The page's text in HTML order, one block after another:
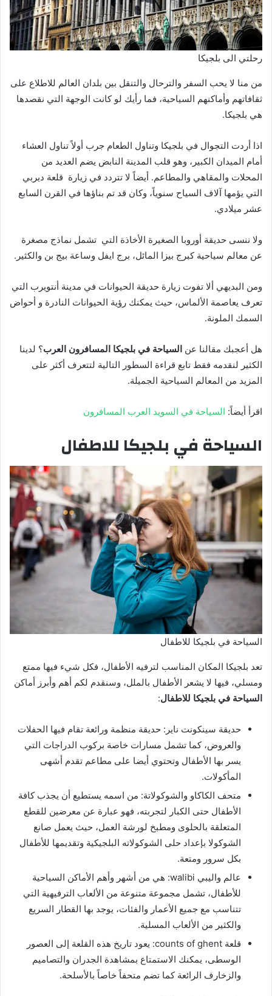
رحلتي الى بلجيكا
من منا لا يحب السفر والترحال والتنقل بين بلدان العالم للاطلاع على
ثقافاتهم وأماكنهم السياحية، فما رأيك لو كانت الوجهة التي نقصدها
هي بلجيكا.
اذا أردت التجوال في بلجيكا وتناول الطعام جرب أولاً تناول العشاء
أمام الميدان الكبير، وهو قلب المدينة النابض يضم العديد من
المحلات والمقاهي والمطاعم. أيضاً لا تتردد في زيارة قلعة ديربي
التي يؤمها آلاف السياح سنوياً، وكان قد تم بناؤها في القرن السابع
عشر ميلادي.
ولا ننسى حديقة أوروبا الصغيرة الأخاذة التي تشمل نماذج مصغرة
عن معالم سياحية كبرج بيزا المائل، برج ايفل وساعة بيج بن والكثير.
ومن البديهي ألا تفوت زيارة حديقة الحيوانات في مدينة أنتويرب التي
تعرف يعاصمة الألماس، حيث يمكنك رؤية الحيوانات النادرة و أحواض
السمك الملونة.
هل أعجبك مقالنا عن السياحة في بلجيكا المسافرون العرب؟ لدينا
الكثير لنقدمه فقط تابع قراءة السطور التالية لتتعرف أكثر على
المزيد من المعالم السياحية الجميلة.
اقرأ أيضاً: السياحة في السويد العرب المسافرون
السياحة في بلجيكا للاطفال
السياحة في بلجيكا للاطفال
تعد بلجيكا المكان المناسب لترفيه الأطفال، فكل شيء فيها ممتع
ومسلي، فيها لا يشعر الأطفال بالملل، وسنقدم لكم أهم وأبرز أماكن
السياحة في بلجيكا للاطفال:
حديقة سينكونت ناير: حديقة منظمة ورائعة تقام فيها الحفلات
والعروض، كما تشمل مسارات خاصة بركوب الدراجات التي
يسر بها الأطفال وتحتوي أيضا على مطاعم تقدم أشهى
المأكولات.
متحف الكاكاو والشوكولاتة: من اسمه يستطيع أن يجذب كافة
الأطفال حتى الكبار لتجربته، فهو عبارة عن معرضين للقطع
المتعلقة بالحلوى ومطبخ لورشة العمل، حيث يعمل صانع
الشوكولا بإعداد حلى الشوكولاته البلجيكية وتقديمها للأطفال
بكل سرور ومتعة.
عالم واليبي walibi: هي من أشهر وأهم الأماكن السياحية
للأطفال، تشمل مجموعة متنوعة من الألعاب الترفيهية التي
تتناسب مع جميع الأعمار والفئات، يوجد بها القطار السريع
والكثير من الألعاب المسلية.
قلعة counts of ghent: يعود تاريخ هذه القلعة إلى العصور
الوسطى، يمكنك الاستمتاع بمشاهدة الجدران والتصاميم
والزخارف الرائعة كما تضم متحفاً خاصاً بالأسلحة.